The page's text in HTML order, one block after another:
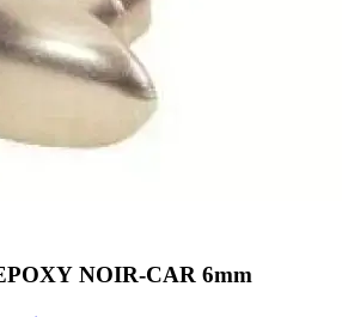
NOIR-CAR 6mm